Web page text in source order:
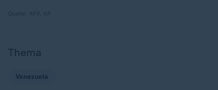
Thema
Venezuela